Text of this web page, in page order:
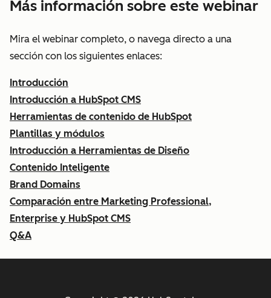
Más información sobre este webinar
Mira el webinar completo, o navega directo a una
sección con los siguientes enlaces:
Introducción
Introducción a HubSpot CMS
Herramientas de contenido de HubSpot
Plantillas y módulos
Introducción a Herramientas de Diseño
Contenido Inteligente
Brand Domains
Comparación entre Marketing Professional,
Enterprise y HubSpot CMS
Q&A